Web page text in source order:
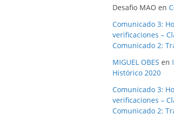
Desafio MAO en
Comunicado 3:
verificaciones –
Comunicado 2:
MIGUEL OBES en
Histórico 2020
Comunicado 3:
verificaciones –
Comunicado 2: